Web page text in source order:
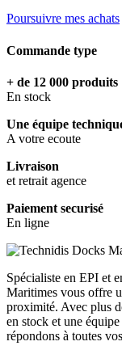
Poursuivre mes achats
Commande type
+ de 12 000 produits
En stock
Une équipe
A votre ecoute
Livraison
et retrait agence
Paiement securisé
En ligne
Spécialiste en EPI et
Maritimes vous offre
proximité. Avec plus
en stock et une
répondons à toutes